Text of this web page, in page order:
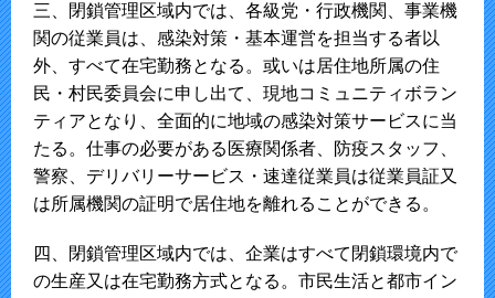
三、閉鎖管理区域内では、各級党・行政機関、事業機
関の従業員は、感染対策・基本運営を担当する者以
外、すべて在宅勤務となる。或いは居住地所属の住
民・村民委員会に申し出て、現地コミュニティボラン
ティアとなり、全面的に地域の感染対策サービスに当
たる。仕事の必要がある医療関係者、防疫スタッフ、
警察、デリバリーサービス・速達従業員は従業員証又
は所属機関の証明で居住地を離れることができる。
四、閉鎖管理区域内では、企業はすべて閉鎖環境内で
の生産又は在宅勤務方式となる。市民生活と都市イン